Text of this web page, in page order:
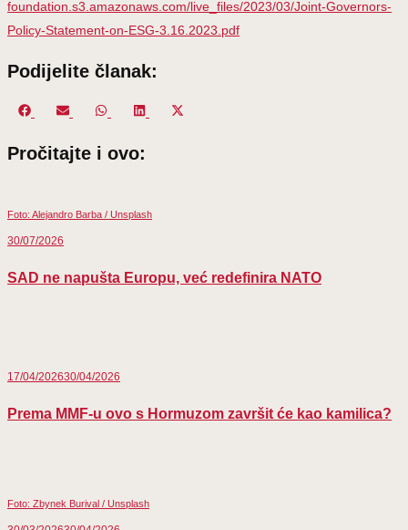
foundation.s3.amazonaws.com/live_files/2023/03/Joint-Governors-
Policy-Statement-on-ESG-3.16.2023.pdf
Podijelite članak:
Share
Facebook
Share
Email
Share
WhatsApp
Share
Pročitajte i ovo:
Foto: Alejandro Barba / Unsplash
30/07/2026
SAD ne napušta Europu, već redefinira NATO
17/04/202630/04/2026
Prema MMF-u ovo s Hormuzom završit će kao kamilica?
Foto: Zbynek Burival / Unsplash